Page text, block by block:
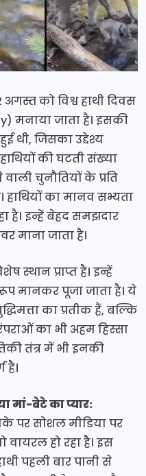
अगस्त को विश्व हाथी दिवस
मनाया जाता है। इसकी
थी, जिसका उद्देश्य
की घटती संख्या
चुनौतियों के प्रति
का मानव सभ्यता
है। इन्हें बेहद समझदार
माना जाता है।
स्थान प्राप्त है। इन्हें
मानकर पूजा जाता है। ये
का प्रतीक हैं, बल्कि
का भी अहम हिस्सा
तंत्र में भी इनकी
है।
मां-बेटे का प्यार:
पर सोशल मीडिया पर
वायरल हो रहा है। इस
पहली बार पानी से